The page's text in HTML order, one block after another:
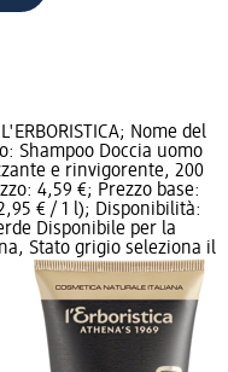
Nome del
Shampoo Doccia uomo
e rinvigorente, 200
4,59 €; Prezzo base:
€ / 1 l); Disponibilità:
Disponibile per la
Stato grigio seleziona il